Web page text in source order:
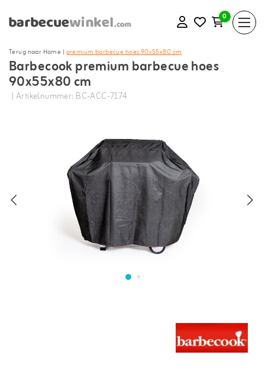
0
Terug naar Home | premium barbecue hoes 90x55x80 cm
Barbecook premium barbecue hoes
90x55x80 cm
| Artikelnummer: BC-ACC-7174